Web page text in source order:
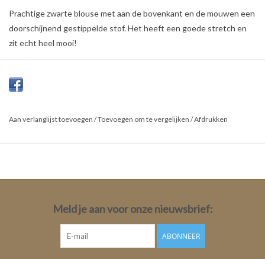
Prachtige zwarte blouse met aan de bovenkant en de mouwen een
doorschijnend gestippelde stof. Het heeft een goede stretch en
zit echt heel mooi!
95% Polyester
Aan verlanglijst toevoegen /Toevoegen om te vergelijken /Afdrukken
Meld je aan voor onze nieuwsbrief:
ABONNEER